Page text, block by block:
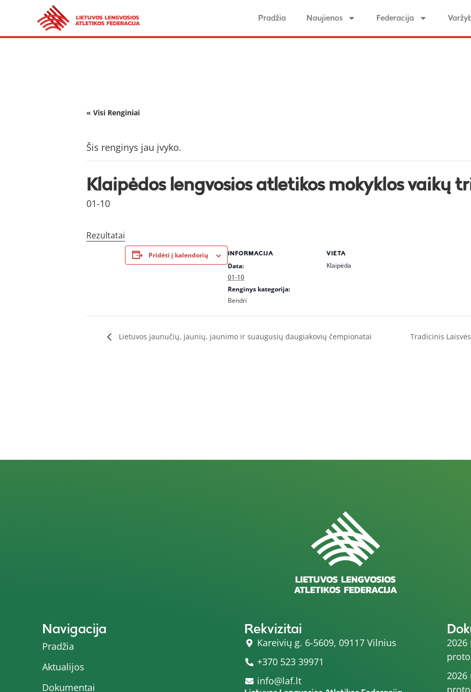
Pradžia Naujienos Federacija
« Visi Renginiai
Šis renginys jau įvyko.
Klaipėdos lengvosios atletikos mokyklos vaikų
01-10
Rezultatai
Pridėti į kalendorių INFORMACIJA
Data:
01-10
Renginys kategorija:
Bendri
VIETA
Klaipėda
Lietuvos jaunučių, jaunių, jaunimo ir suaugusių daugiakovių čempionatai Tradicinis
Navigacija
Pradžia
Aktualijos
Dokumentai
Rekvizitai
Kareivių g. 6-5609, 09117 Vilnius
+370 523 39971
info@laf.lt
2026
2026